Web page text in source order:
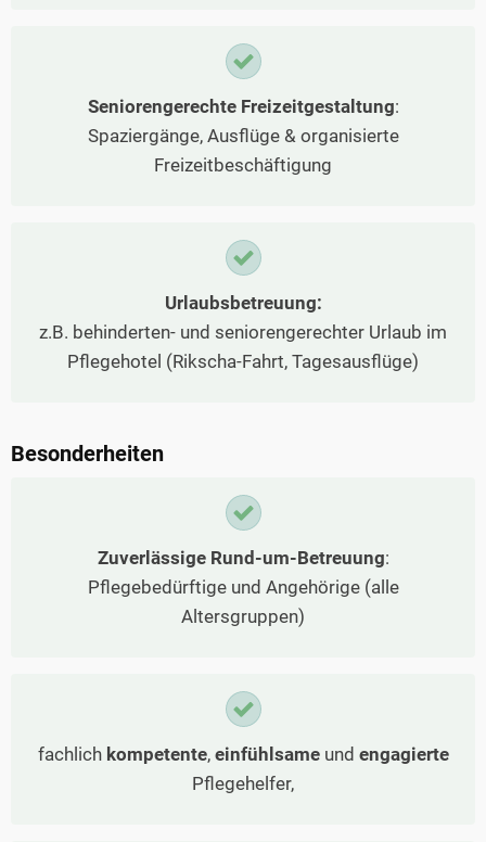
Seniorengerechte Freizeitgestaltung:
Spaziergänge, Ausflüge & organisierte
Freizeitbeschäftigung
Urlaubsbetreuung:
z.B. behinderten- und seniorengerechter Urlaub im
Pflegehotel (Rikscha-Fahrt, Tagesausflüge)
Besonderheiten
Zuverlässige Rund-um-Betreuung:
Pflegebedürftige und Angehörige (alle
Altersgruppen)
fachlich kompetente, einfühlsameund engagierte
Pflegehelfer,